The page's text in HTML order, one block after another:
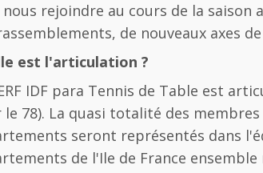
rejoindre au cours de la
de nouveaux axes
est l'articulation ?
IDF para Tennis de Table est
le 78). La quasi totalité des
seront représentés dans
de l'Ile de France ensemble